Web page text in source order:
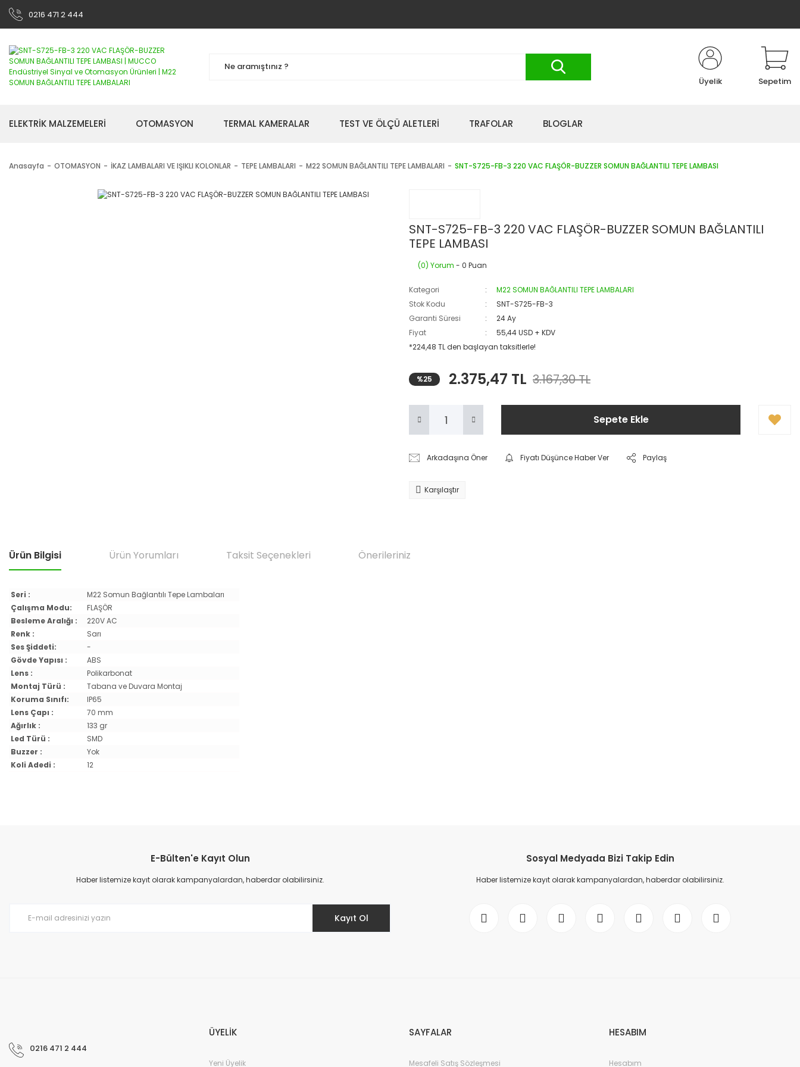
0216 471 2 444
Üyelik Sepetim
ELEKTRİK MALZEMELERİ OTOMASYON TERMAL KAMERALAR TEST VE ÖLÇÜ ALETLERİ TRAFOLAR BLOGLAR
Anasayfa OTOMASYON İKAZ LAMBALARI VE IŞIKLI KOLONLAR TEPE LAMBALARI M22 SOMUN BAĞLANTILI TEPE LAMBALARI SNT-S725-FB-3 220 VAC FLAŞÖR-BUZZER SOMUN BAĞLANTILI TEPE LAMBASI
SNT-S725-FB-3 220 VAC FLAŞÖR-BUZZER SOMUN BAĞLANTILI
TEPE LAMBASI
(0) Yorum - 0 Puan
Kategori
M22 SOMUN BAĞLANTILI TEPE LAMBALARI
Stok Kodu
SNT-S725-FB-3
Garanti Süresi
24 Ay
Fiyat
55,44 USD + KDV
*224,48 TL den başlayan taksitlerle!
%25 2.375,47 TL 3.167,30 TL
Sepete Ekle
Arkadaşına Öner Fiyatı Düşünce Haber Ver Paylaş
Karşılaştır
Ürün Bilgisi Ürün Yorumları Taksit Seçenekleri Önerileriniz
Seri :
M22 Somun Bağlantılı Tepe Lambaları
Çalışma Modu:
FLAŞÖR
Besleme Aralığı :
220V AC
Renk :
Sarı
Ses Şiddeti:
-
Gövde Yapısı :
ABS
Lens :
Polikarbonat
Montaj Türü :
Tabana ve Duvara Montaj
Koruma Sınıfı:
IP65
Lens Çapı :
70 mm
Ağırlık :
133 gr
Led Türü :
SMD
Buzzer :
Yok
Koli Adedi :
12
Ürün resmi kalitesiz, bozuk veya görüntülenemiyor.
Ürün açıklamasında eksik bilgiler bulunuyor.
E-Bülten'e Kayıt Olun
Haber listemize kayıt olarak kampanyalardan, haberdar olabilirsiniz.
Kayıt Ol
Sosyal Medyada Bizi Takip Edin
Haber listemize kayıt olarak kampanyalardan, haberdar olabilirsiniz.
0216 471 2 444
ÜYELİK
Yeni Üyelik
SAYFALAR
Mesafeli Satış Sözleşmesi
HESABIM
Hesabım